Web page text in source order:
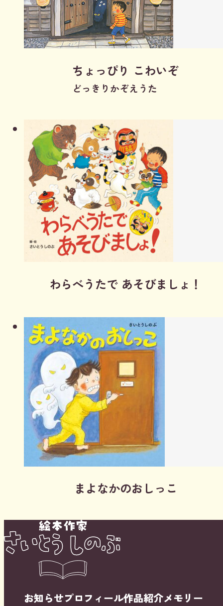
ちょっぴり こわいぞ
どっきりかぞえうた
わらべうたで あそびましょ！
まよなかのおしっこ
お知らせプロフィール作品紹介メモリー